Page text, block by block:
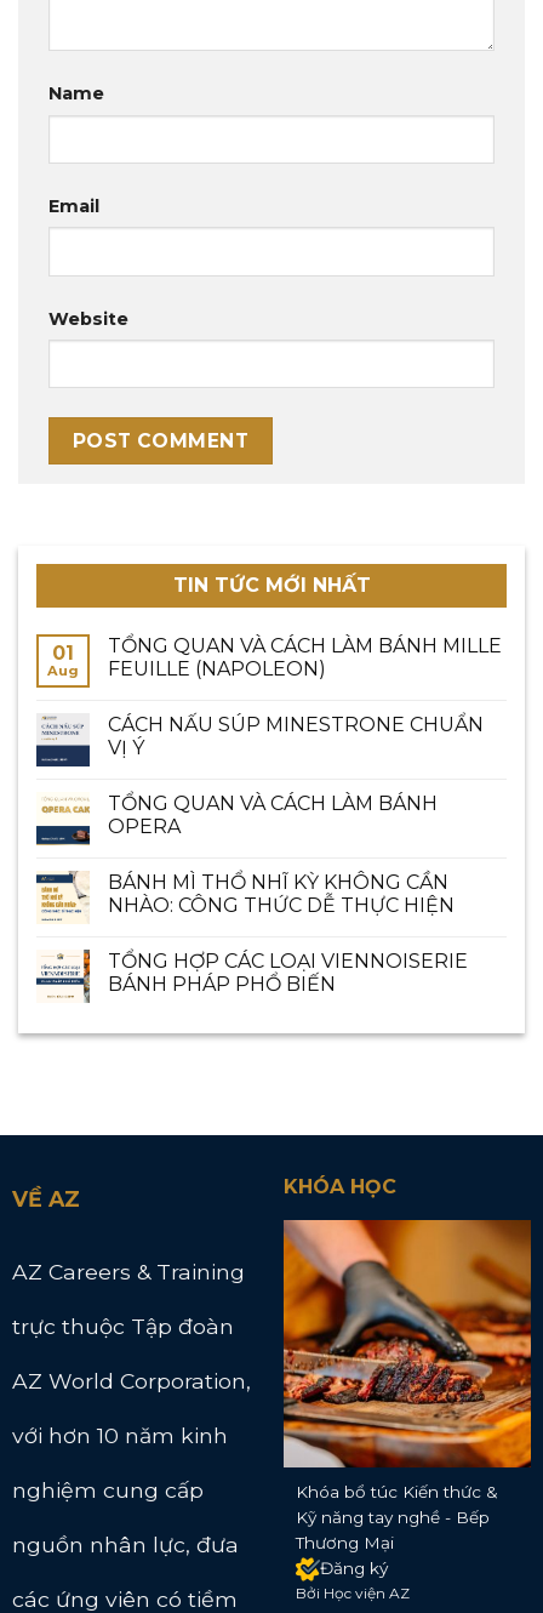
Name
Email
Website
TIN TỨC MỚI NHẤT
01
Aug
TỔNG QUAN VÀ CÁCH LÀM BÁNH MILLE
FEUILLE (NAPOLEON)
CÁCH NẤU SÚP MINESTRONE CHUẨN
VỊ Ý
TỔNG QUAN VÀ CÁCH LÀM BÁNH
OPERA
BÁNH MÌ THỔ NHĨ KỲ KHÔNG CẦN
NHÀO: CÔNG THỨC DỄ THỰC HIỆN
TỔNG HỢP CÁC LOẠI VIENNOISERIE
BÁNH PHÁP PHỔ BIẾN
VỀ AZ
AZ Careers & Training
trực thuộc Tập đoàn
AZ World Corporation,
với hơn 10 năm kinh
nghiệm cung cấp
nguồn nhân lực, đưa
các ứng viên có tiềm
KHÓA HỌC
Khóa bổ túc Kiến thức &
Kỹ năng tay nghề - Bếp
Thương Mại
Đăng ký
Bởi Học viện AZ